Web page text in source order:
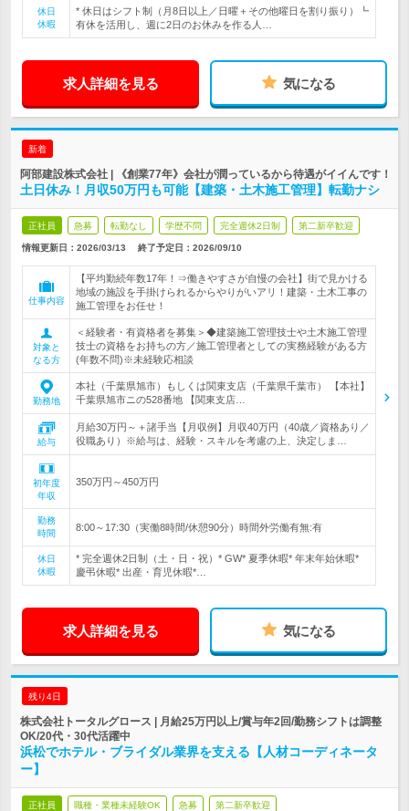
休日
休暇
* 休日はシフト制（月8日以上／日曜＋その他曜日を割り振り）┗
有休を活用し、週に2日のお休みを作る人…
求人詳細を見る 気になる
新着
阿部建設株式会社 | 《創業77年》会社が潤っているから待遇がイイんです！
土日休み！月収50万円も可能【建築・土木施工管理】転勤ナシ
正社員 急募 転勤なし 学歴不問 完全週休2日制 第二新卒歓迎
情報更新日：2026/03/13 終了予定日： 2026/09/10
仕事内容
【平均勤続年数17年！⇒働きやすさが自慢の会社】街で見かける
地域の施設を手掛けられるからやりがいアリ！建築・土木工事の
施工管理をお任せ！
対象と
なる方
＜経験者・有資格者を募集＞◆建築施工管理技士や土木施工管理
技士の資格をお持ちの方／施工管理者としての実務経験がある方
(年数不問)※未経験応相談
勤務地
本社（千葉県旭市）もしくは関東支店（千葉県千葉市） 【本社】
千葉県旭市ニの528番地 【関東支店…
給与
月給30万円～＋諸手当【月収例】月収40万円（40歳／資格あり／
役職あり）※給与は、経験・スキルを考慮の上、決定しま…
初年度
年収
350万円～450万円
勤務
時間
8:00～17:30（実働8時間/休憩90分）時間外労働有無:有
休日
休暇
* 完全週休2日制（土・日・祝）* GW* 夏季休暇* 年末年始休暇*
慶弔休暇* 出産・育児休暇*…
求人詳細を見る 気になる
残り4日
株式会社トータルグロース | 月給25万円以上/賞与年2回/勤務シフトは調整
OK/20代・30代活躍中
浜松でホテル・ブライダル業界を支える【人材コーディネータ
ー】
正社員 職種・業種未経験OK 急募 第二新卒歓迎